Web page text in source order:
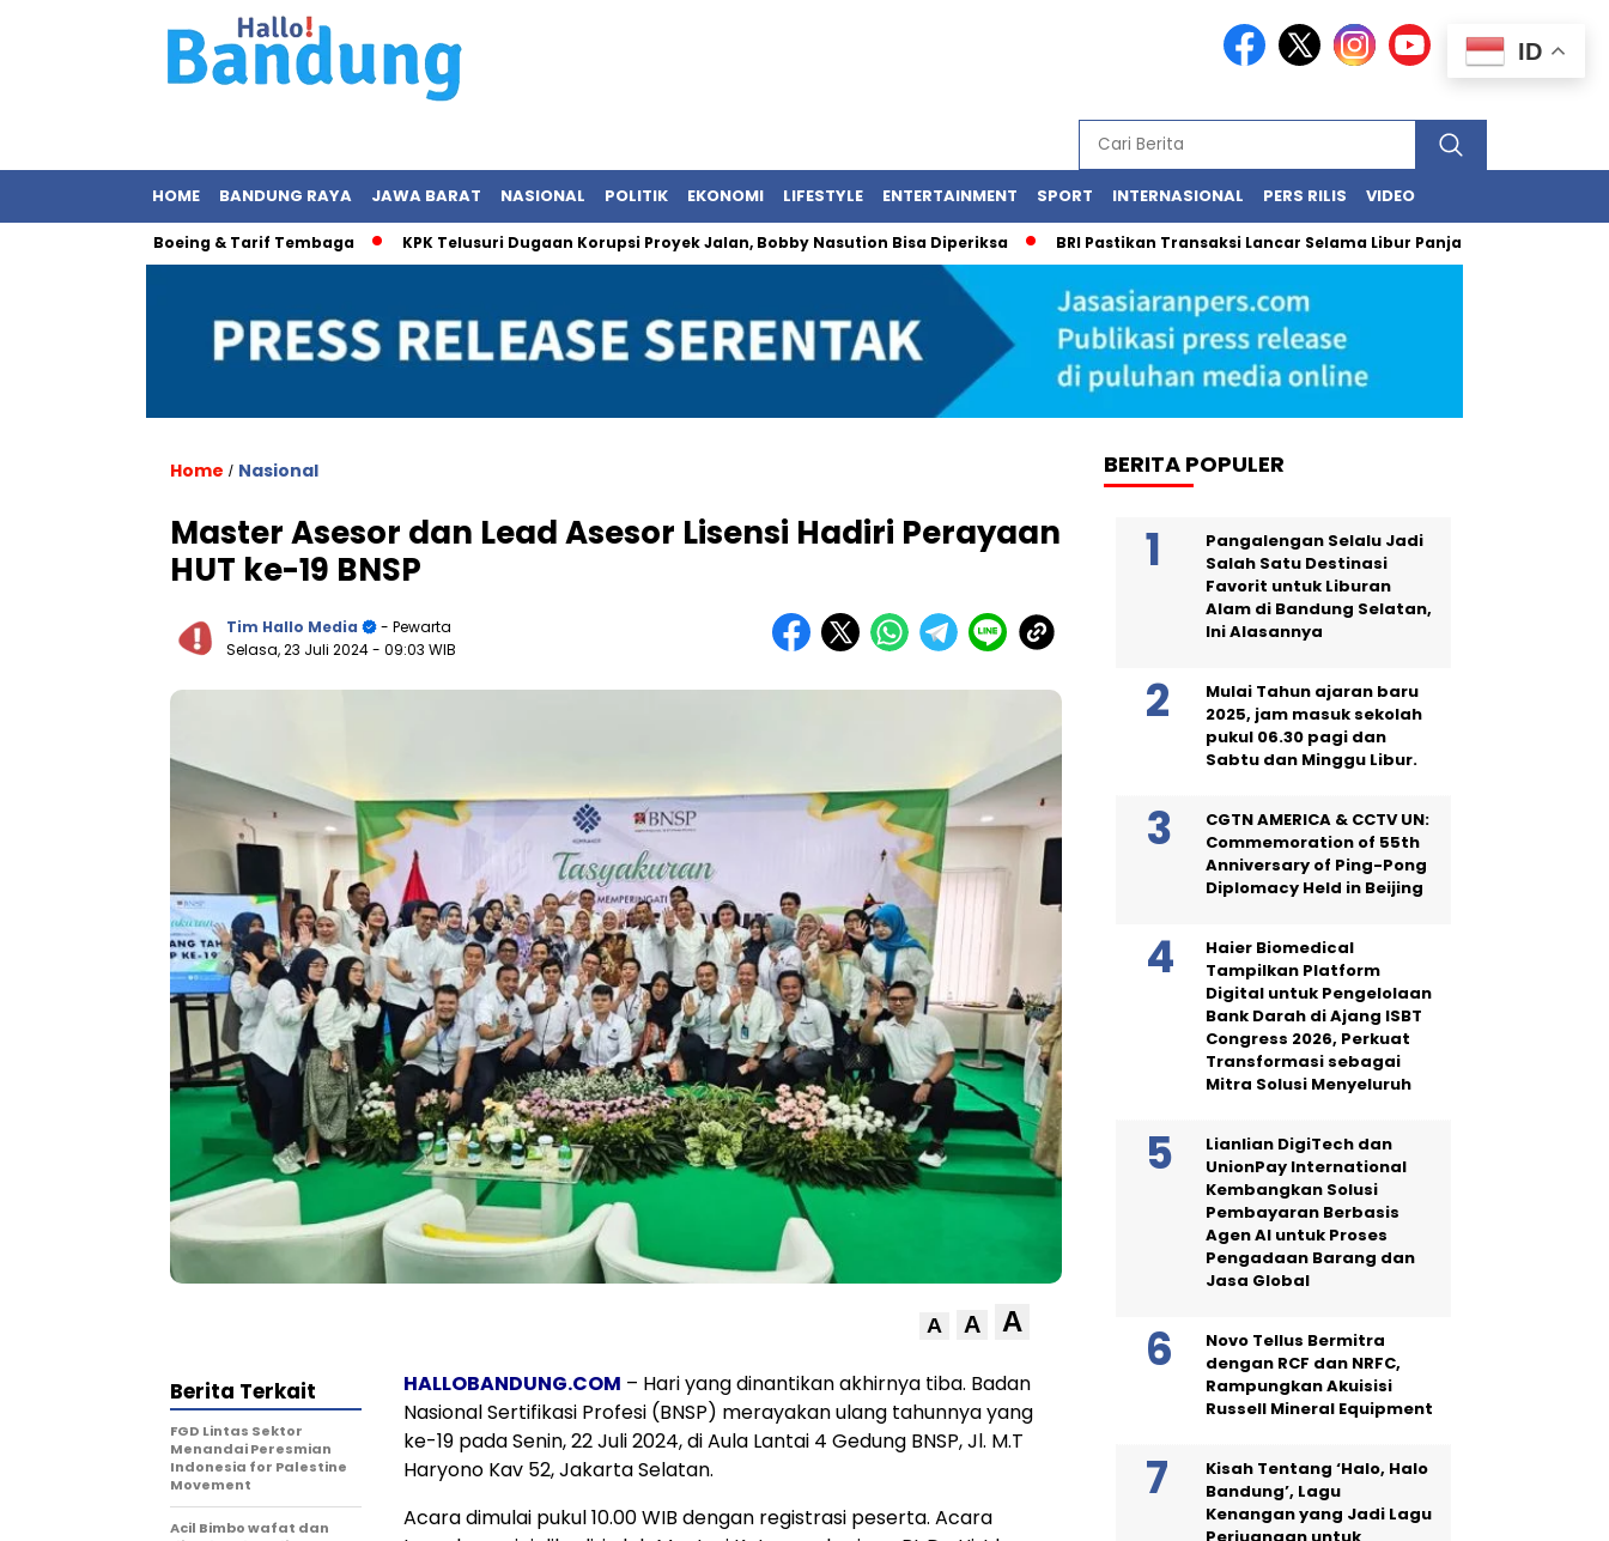
HOME BANDUNG RAYA JAWA BARAT NASIONAL POLITIK EKONOMI LIFESTYLE ENTERTAINMENT SPORT INTERNASIONAL PERS RILIS VIDEO
Energi, Boeing & Tarif Tembaga KPK Telusuri Dugaan Korupsi Proyek Jalan, Bobby Nasution Bisa Diperiksa BRI Pastikan Transaksi Lancar Selama Libur Panjang Lewat BRImo dan
Home / Nasional
Master Asesor dan Lead Asesor Lisensi Hadiri Perayaan
HUT ke-19 BNSP
Tim Hallo Media
- Pewarta
Selasa, 23 Juli 2024- 09:03 WIB
A A A
HALLOBANDUNG.COM – Hari yang dinantikan akhirnya tiba. Badan
Nasional Sertifikasi Profesi (BNSP) merayakan ulang tahunnya yang
ke-19 pada Senin, 22 Juli 2024, di Aula Lantai 4 Gedung BNSP, Jl. M.T
Haryono Kav 52, Jakarta Selatan.
Acara dimulai pukul 10.00 WIB dengan registrasi peserta. Acara
Berita Terkait
FGD Lintas Sektor
Menandai Peresmian
Indonesia for Palestine
Movement
Acil Bimbo wafat dan
BERITA POPULER
Pangalengan Selalu Jadi
Salah Satu Destinasi
Favorit untuk Liburan
Alam di Bandung Selatan,
Ini Alasannya
Mulai Tahun ajaran baru
2025, jam masuk sekolah
pukul 06.30 pagi dan
Sabtu dan Minggu Libur.
CGTN AMERICA & CCTV UN:
Commemoration of 55th
Anniversary of Ping-Pong
Diplomacy Held in Beijing
Haier Biomedical
Tampilkan Platform
Digital untuk Pengelolaan
Bank Darah di Ajang ISBT
Congress 2026, Perkuat
Transformasi sebagai
Mitra Solusi Menyeluruh
Lianlian DigiTech dan
UnionPay International
Kembangkan Solusi
Pembayaran Berbasis
Agen AI untuk Proses
Pengadaan Barang dan
Jasa Global
Novo Tellus Bermitra
dengan RCF dan NRFC,
Rampungkan Akuisisi
Russell Mineral Equipment
Kisah Tentang ‘Halo, Halo
Bandung’, Lagu
Kenangan yang Jadi Lagu
ID